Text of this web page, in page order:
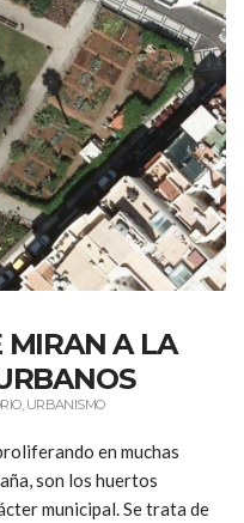
MIRAN A LA
, URBANISMO
en muchas
son los huertos
municipal. Se trata de